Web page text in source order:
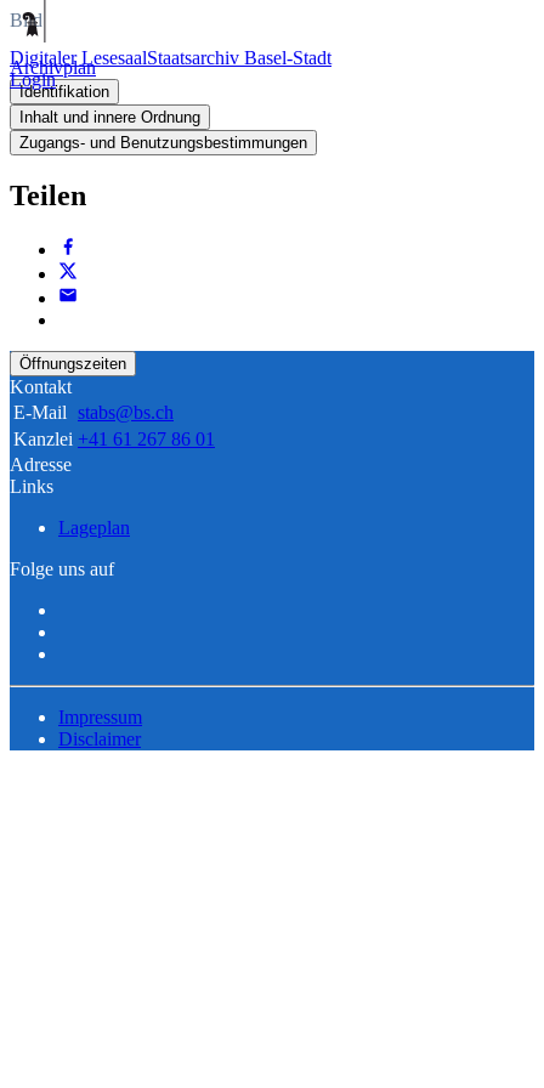
Digitaler LesesaalStaatsarchiv Basel-Stadt
Login
Bild
Archivplan
Identifikation
Inhalt und innere Ordnung
Zugangs- und Benutzungsbestimmungen
Teilen
Öffnungszeiten
Kontakt
E-Mail stabs@bs.ch
Kanzlei +41 61 267 86 01
Adresse
Links
Lageplan
Folge uns auf
Impressum
Disclaimer